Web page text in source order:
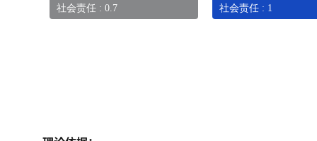
社会责任 : 0.7
社会责任 : 1